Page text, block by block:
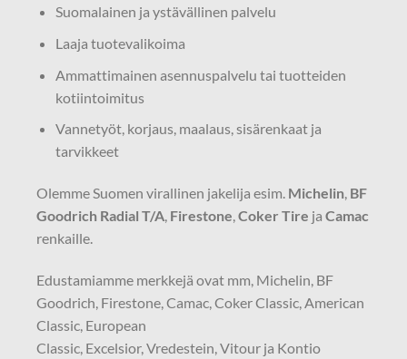
Suomalainen ja ystävällinen palvelu
Laaja tuotevalikoima
Ammattimainen asennuspalvelu tai tuotteiden
kotiintoimitus
Vannetyöt, korjaus, maalaus, sisärenkaat ja
tarvikkeet
Olemme Suomen virallinen jakelija esim. Michelin, BF
Goodrich Radial T/A, Firestone,Coker Tire ja Camac
renkaille.
Edustamiamme merkkejä ovat mm, Michelin, BF
Goodrich, Firestone, Camac, Coker Classic, American
Classic, European
Classic, Excelsior, Vredestein, Vitour ja Kontio